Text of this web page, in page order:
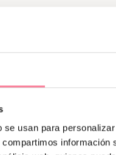
usan para
de que el
lo mismo que si
de inmediato al